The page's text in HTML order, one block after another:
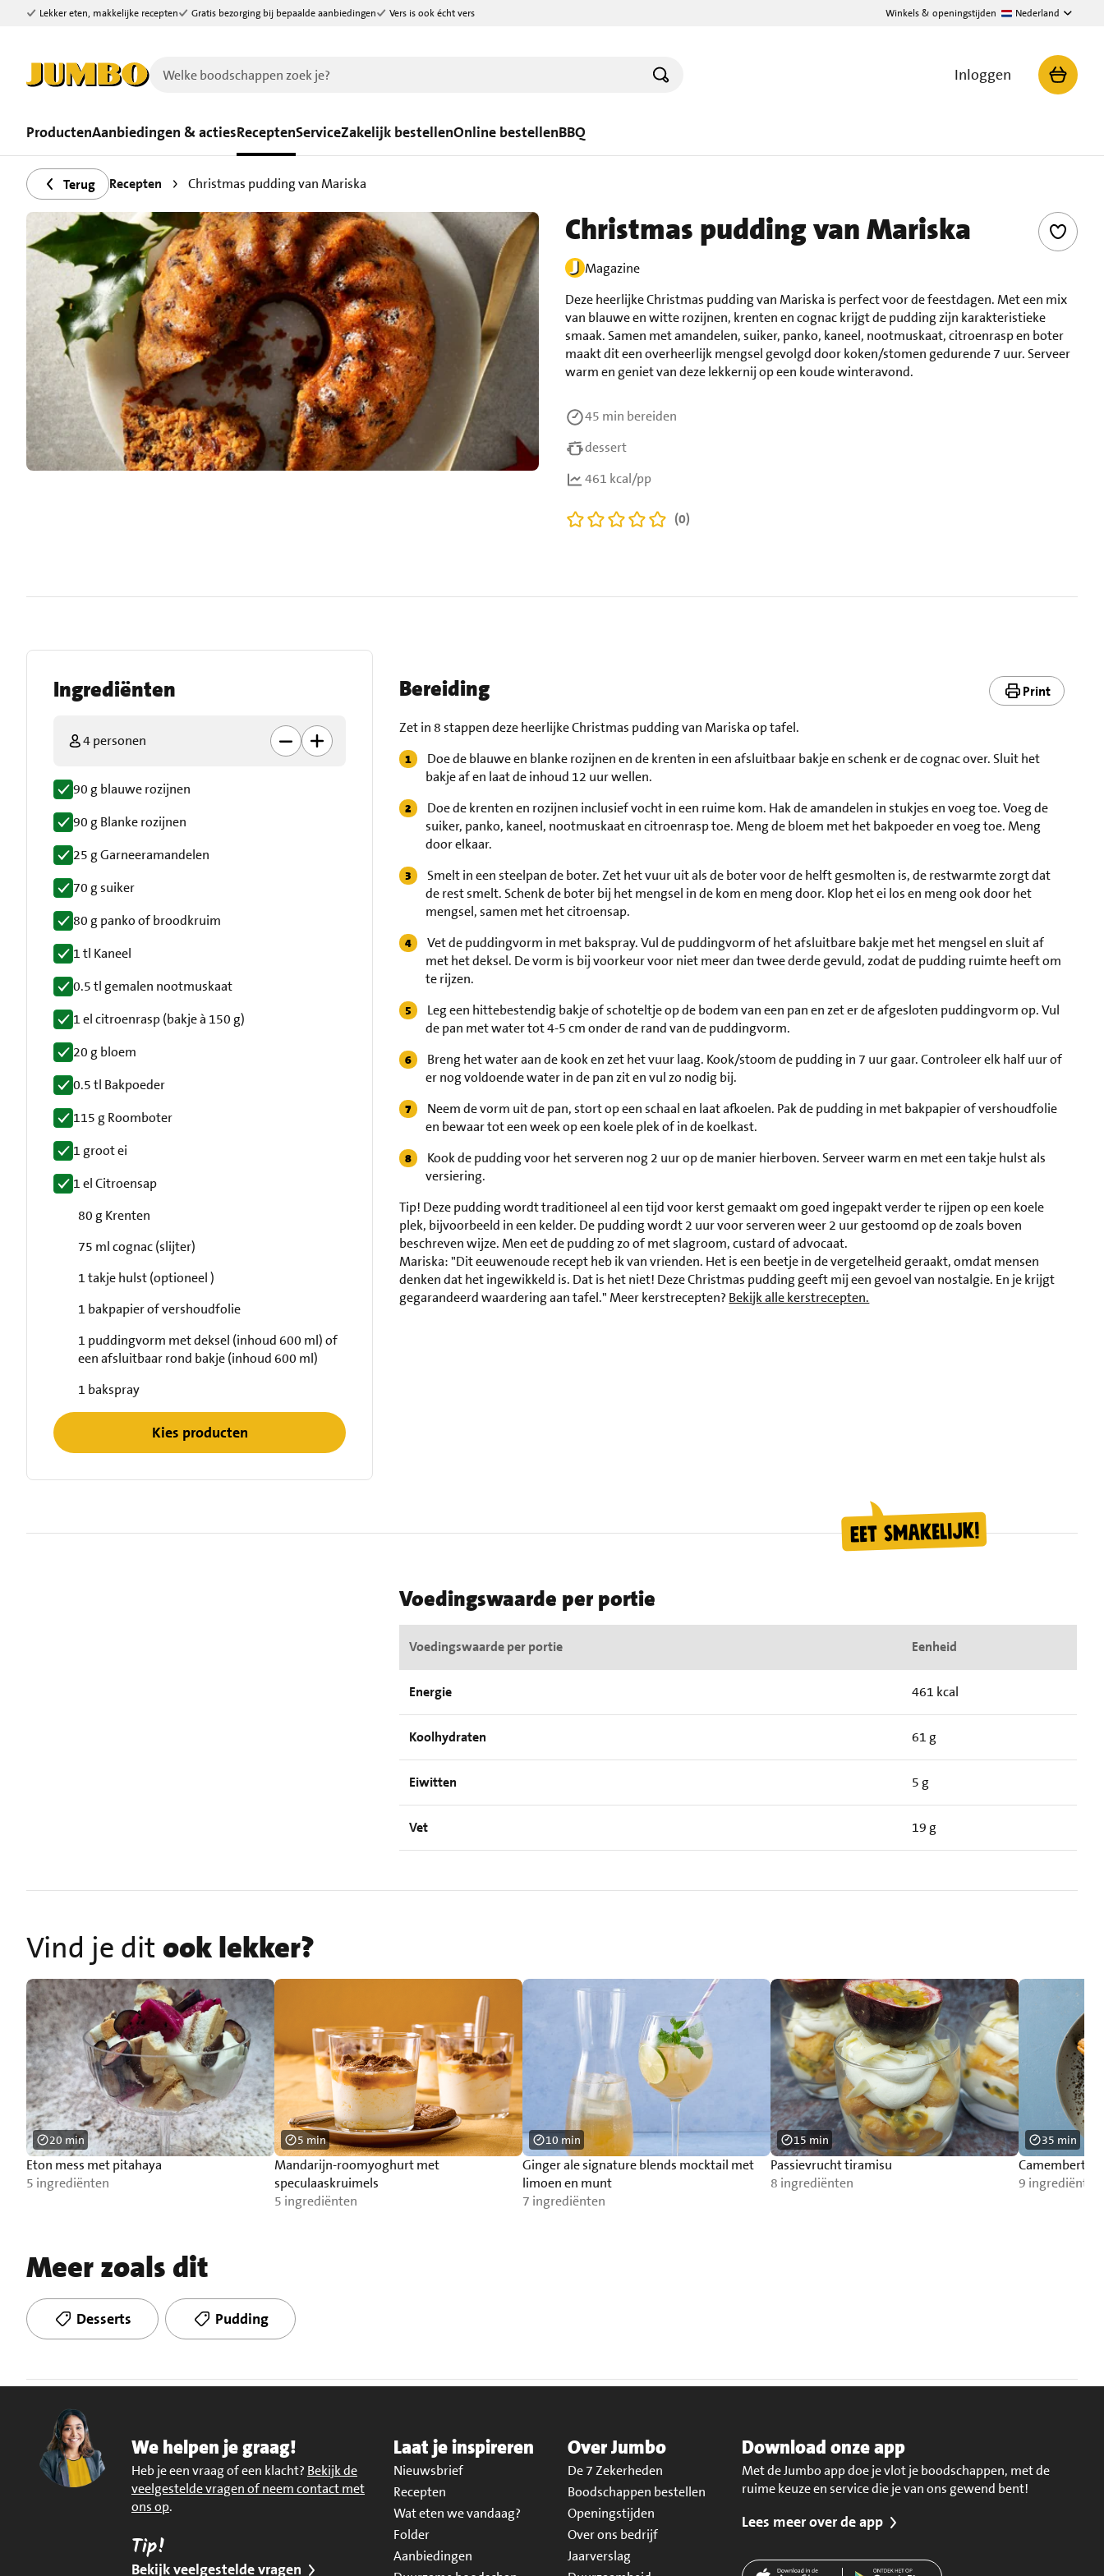
Ga naar zoeken
Ga naar hoofdinhoud
Lekker eten, makkelijke recepten Gratis bezorging bij bepaalde aanbiedingen Vers is ook écht vers Winkels & openingstijden Nederland
Inloggen
ProductenAanbiedingen & actiesReceptenServiceZakelijk bestellenOnline bestellenBBQ
Terug Recepten Christmas pudding van Mariska
Christmas pudding van Mariska
Magazine
Deze heerlijke Christmas pudding van Mariska is perfect voor de feestdagen. Met een mix
van blauwe en witte rozijnen, krenten en cognac krijgt de pudding zijn karakteristieke
smaak. Samen met amandelen, suiker, panko, kaneel, nootmuskaat, citroenrasp en boter
maakt dit een overheerlijk mengsel gevolgd door koken/stomen gedurende 7 uur. Serveer
warm en geniet van deze lekkernij op een koude winteravond.
45 min bereiden
dessert
461 kcal/pp
(0)
Ingrediënten
4 personen
90 g blauwe rozijnen
90 g Blanke rozijnen
25 g Garneeramandelen
70 g suiker
80 g panko of broodkruim
1 tl Kaneel
0.5 tl gemalen nootmuskaat
1 el citroenrasp (bakje à 150 g)
20 g bloem
0.5 tl Bakpoeder
115 g Roomboter
1 groot ei
1 el Citroensap
80 g Krenten
75 ml cognac (slijter)
1 takje hulst (optioneel )
1 bakpapier of vershoudfolie
1 puddingvorm met deksel (inhoud 600 ml) of
een afsluitbaar rond bakje (inhoud 600 ml)
1 bakspray
Kies producten
Bereiding Print
Zet in 8 stappen deze heerlijke Christmas pudding van Mariska op tafel.
Doe de blauwe en blanke rozijnen en de krenten in een afsluitbaar bakje en schenk er de cognac over. Sluit het
bakje af en laat de inhoud 12 uur wellen.
Doe de krenten en rozijnen inclusief vocht in een ruime kom. Hak de amandelen in stukjes en voeg toe. Voeg de
suiker, panko, kaneel, nootmuskaat en citroenrasp toe. Meng de bloem met het bakpoeder en voeg toe. Meng
door elkaar.
Smelt in een steelpan de boter. Zet het vuur uit als de boter voor de helft gesmolten is, de restwarmte zorgt dat
de rest smelt. Schenk de boter bij het mengsel in de kom en meng door. Klop het ei los en meng ook door het
mengsel, samen met het citroensap.
Vet de puddingvorm in met bakspray. Vul de puddingvorm of het afsluitbare bakje met het mengsel en sluit af
met het deksel. De vorm is bij voorkeur voor niet meer dan twee derde gevuld, zodat de pudding ruimte heeft om
te rijzen.
Leg een hittebestendig bakje of schoteltje op de bodem van een pan en zet er de afgesloten puddingvorm op. Vul
de pan met water tot 4-5 cm onder de rand van de puddingvorm.
Breng het water aan de kook en zet het vuur laag. Kook/stoom de pudding in 7 uur gaar. Controleer elk half uur of
er nog voldoende water in de pan zit en vul zo nodig bij.
Neem de vorm uit de pan, stort op een schaal en laat afkoelen. Pak de pudding in met bakpapier of vershoudfolie
en bewaar tot een week op een koele plek of in de koelkast.
Kook de pudding voor het serveren nog 2 uur op de manier hierboven. Serveer warm en met een takje hulst als
versiering.
Tip! Deze pudding wordt traditioneel al een tijd voor kerst gemaakt om goed ingepakt verder te rijpen op een koele
plek, bijvoorbeeld in een kelder. De pudding wordt 2 uur voor serveren weer 2 uur gestoomd op de zoals boven
beschreven wijze. Men eet de pudding zo of met slagroom, custard of advocaat.
Mariska: "Dit eeuwenoude recept heb ik van vrienden. Het is een beetje in de vergetelheid geraakt, omdat mensen
denken dat het ingewikkeld is. Dat is het niet! Deze Christmas pudding geeft mij een gevoel van nostalgie. En je krijgt
gegarandeerd waardering aan tafel." Meer kerstrecepten? Bekijk alle kerstrecepten.
Voedingswaarde per portie
Voedingswaarde per portie Eenheid
Energie 461 kcal
Koolhydraten 61 g
Eiwitten 5 g
Vet 19 g
Vind je ditook lekker?
Eton mess met pitahaya
5 ingrediënten
20 min
Mandarijn-roomyoghurt met
speculaaskruimels
5 ingrediënten
5 min
Ginger ale signature blends mocktail met
limoen en munt
7 ingrediënten
10 min
Passievrucht tiramisu
8 ingrediënten
15 min
9 ingrediënten
35 min
Meer zoals dit
Desserts Pudding
We helpen je graag!
Heb je een vraag of een klacht? Bekijk de
veelgestelde vragen of neem contact met
ons op.
Tip!
Bekijk veelgestelde vragen
Laat je inspireren
Nieuwsbrief
Recepten
Wat eten we vandaag?
Folder
Aanbiedingen
Over Jumbo
De 7 Zekerheden
Boodschappen bestellen
Openingstijden
Over ons bedrijf
Jaarverslag
Download onze app
Met de Jumbo app doe je vlot je boodschappen, met de
ruime keuze en service die je van ons gewend bent!
Lees meer over de app